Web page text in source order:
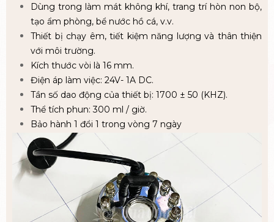
Dùng trong làm mát không khí, trang trí hòn non bộ,
tạo ẩm phòng, bể nước hồ cá, v.v.
Thiết bị chạy êm, tiết kiệm năng lượng và thân thiện
với môi trường.
Kích thước vòi là 16 mm.
Điện áp làm việc: 24V- 1A DC.
Tần số dao động của thiết bị: 1700 ± 50 (KHZ).
Thể tích phun: 300 ml / giờ.
Bảo hành 1 đổi 1 trong vòng 7 ngày